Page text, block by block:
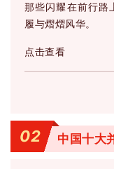
那些闪耀在前行路
履与熠熠风华。
点击查看
02 中国十大